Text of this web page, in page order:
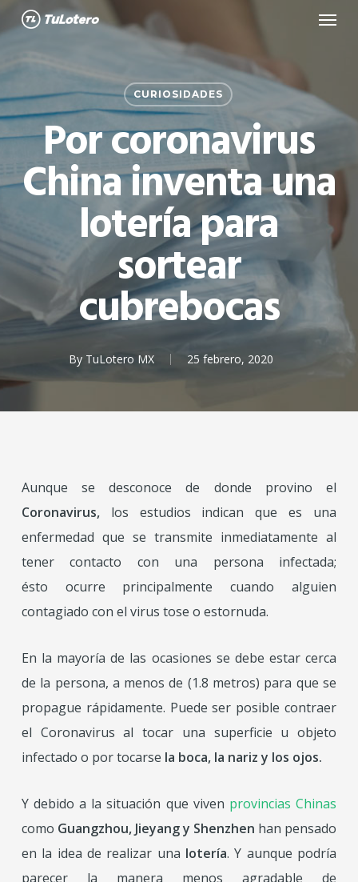
Skip
to
main
Menu
CURIOSIDADES
Por coronavirus
China inventa una
lotería para
sortear
cubrebocas
By TuLotero MX 25 febrero, 2020
Aunque se desconoce de donde provino el
Coronavirus,los estudios indican que es una
enfermedad que se transmite inmediatamente al
tener contacto con una persona infectada;
ésto ocurre principalmente cuando alguien
contagiado con el virus tose o estornuda.
En la mayoría de las ocasiones se debe estar cerca
de la persona, a menos de (1.8 metros) para que se
propague rápidamente. Puede ser posible contraer
el Coronavirus al tocar una superficie u objeto
infectado o por tocarse la boca, la nariz y los ojos.
Y debido a la situación que viven provincias Chinas
como Guangzhou, Jieyang y Shenzhen han pensado
en la idea de realizar una lotería. Y aunque podría
parecer la manera menos agradable de